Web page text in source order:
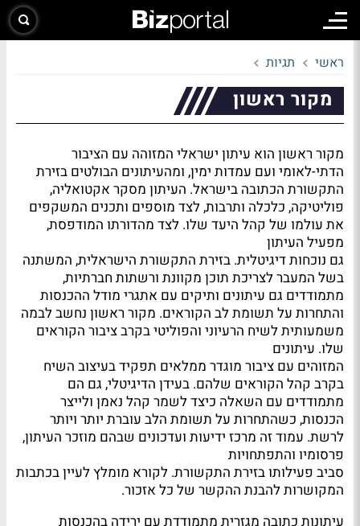
ראשי תגיות
מקור ראשון
מקור ראשון הוא עיתון ישראלי המזוהה עם הציבור
הדתי-לאומי ועם עמדות ימין, ומהעיתונים הבולטים בזירת
התקשורת הכתובה בישראל. העיתון מסקר אקטואליה,
פוליטיקה, כלכלה ותרבות, לצד מוספים ותכנים המשקפים
את עולמו של קהל היעד שלו. לצד מהדורתו המודפסת,
מפעיל העיתון
גם נוכחות דיגיטלית. בזירת התקשורת הישראלית, המשתנה
בשל המעבר לצריכת תוכן מקוונת ורשתות חברתיות,
מתמודדים גם עיתונים ותיקים עם אתגרי מודל ההכנסות
והתחרות על תשומת לב הקוראים. מקור ראשון נחשב לבמה
משמעותית לשיח הרעיוני והפוליטי בקרב ציבור הקוראים
שלו. עיתונים
המזוהים עם ציבור מוגדר ממלאים תפקיד בעיצוב השיח
בקרב קהל הקוראים שלהם. בעידן הדיגיטלי, גם הם
מתמודדים עם השאלה כיצד לשמר קהל נאמן ולייצר
הכנסות, כשהתחרות על תשומת הלב עוברת יותר ויותר
לרשת. עמוד זה מרכז ידיעות ועדכונים שבהם מוזכר העיתון,
פרסומיו והתפתחויות
סביב פעילותו בזירת התקשורת. לקורא מומלץ לעיין בכתבות
המקושרות להבנת ההקשר של כל אזכור.
עיתונות כתובה מגזרית מתמודדת עם ירידה בהכנסות